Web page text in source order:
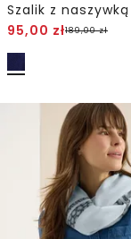
Szalik z naszywką
95,00 zł189,00zł